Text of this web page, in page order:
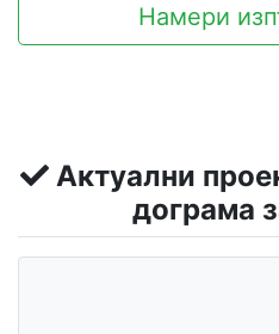
Намери
Актуални
дограма